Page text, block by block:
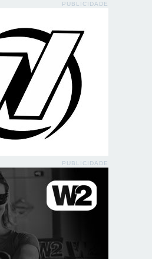
PUBLICIDADE
PUBLICIDADE